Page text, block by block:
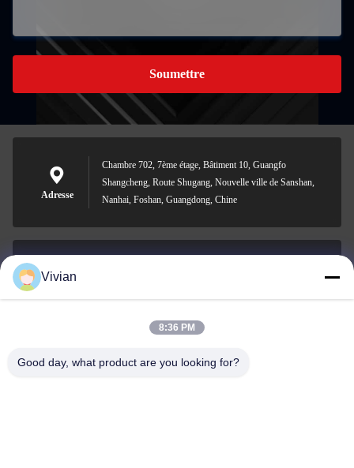
Soumettre
Adresse
Chambre 702, 7ème étage, Bâtiment 10, Guangfo
Shangcheng, Route Shugang, Nouvelle ville de Sanshan,
Nanhai, Foshan, Guangdong, Chine
0086-158-1879-0524
Vivian
8:36 PM
Good day, what product are you looking for?